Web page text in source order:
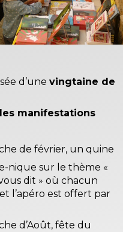
d’une vingtaine de
manifestations
de février, un quine
nique sur le thème «
dit » où chacun
l’apéro est offert par
d’Août, fête du